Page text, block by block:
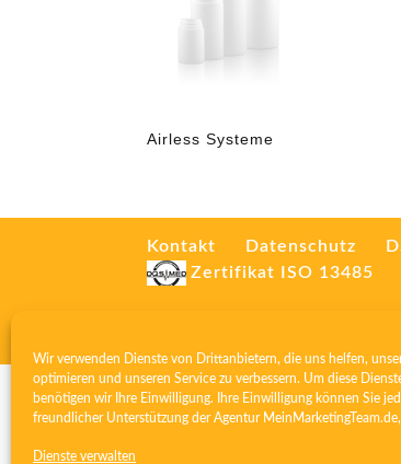
Wir verwenden Dienste von Drittanbietern, die uns helfen,
optimieren und unseren Service zu verbessern. Um diese
benötigen wir Ihre Einwilligung. Ihre Einwilligung können Sie
freundlicher Unterstützung der Agentur MeinMarketingTeam.de
Dienste verwalten
Airless Systeme
Kontakt Datenschutz
Zertifikat ISO 13485